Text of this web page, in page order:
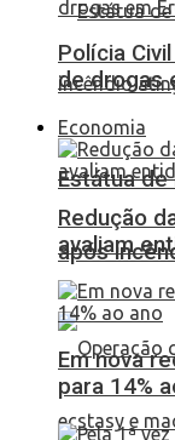
Estátua
após
Polícia
de drogas
Economia
Redução
avaliam
Em nova
para 14%